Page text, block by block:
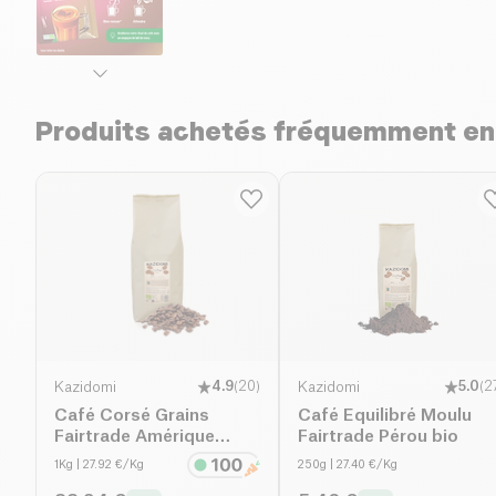
Produits achetés fréquemment
Kazidomi 4.9(20)
Café Corsé Grains
Fairtrade Amérique
Latine & Tanzanie bio
1Kg | 27.92 €/Kg
Kazidomi 5.0(
Café Equilibré Moulu
Fairtrade Pérou bio
250g | 27.40 €/Kg